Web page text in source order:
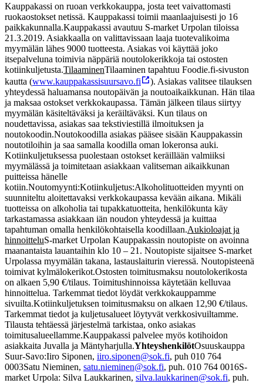
Kauppakassi on ruoan verkkokauppa, josta teet vaivattomasti
ruokaostokset netissä. Kauppakassi toimii maanlaajuisesti jo 16
paikkakunnalla.Kauppakassi avautuu S-market Urpolan tiloissa
21.3.2019. Asiakkaalla on valittavissaan laaja tuotevalikoima
myymälän lähes 9000 tuotteesta. Asiakas voi käyttää joko
itsepalveluna toimivia näppäriä noutolokerikkoja tai ostosten
kotiinkuljetusta.TilaaminenTilaaminen tapahtuu Foodie.fi-sivuston
kautta (www.kauppakassisuursavo.fi
). Asiakas valitsee tilauksen
yhteydessä haluamansa noutopäivän ja noutoaikaikkunan. Hän tilaa
ja maksaa ostokset verkkokaupassa. Tämän jälkeen tilaus siirtyy
myymälän käsiteltäväksi ja keräiltäväksi. Kun tilaus on
noudettavissa, asiakas saa tekstiviestillä ilmoituksen ja
noutokoodin.Noutokoodilla asiakas pääsee sisään Kauppakassin
noutotiloihin ja saa samalla koodilla oman lokeronsa auki.
Kotiinkuljetuksessa puolestaan ostokset keräillään valmiiksi
myymälässä ja toimitetaan asiakkaan valitseman aikaikkunan
puitteissa hänelle
kotiin.Noutomyynti:Kotiinkuljetus:Alkoholituotteiden myynti on
suunniteltu aloitettavaksi verkkokaupassa kevään aikana. Mikäli
tuotteissa on alkoholia tai tupakkatuotteita, henkilökunta käy
tarkastamassa asiakkaan iän noudon yhteydessä ja kuittaa
tapahtuman omalla henkilökohtaisella koodillaan.Aukioloajat ja
hinnoitteluS-market Urpolan Kauppakassin noutopiste on avoinna
maanantaista lauantaihin klo 10 – 21. Noutopiste sijaitsee S-market
Urpolassa myymälän takana, lastauslaiturin vieressä. Noutopisteenä
toimivat kylmälokerikot.Ostosten toimitusmaksu noutolokerikosta
on alkaen 5,90 €/tilaus. Toimitushinnoissa käytetään kelluvaa
hinnoittelua. Tarkemmat tiedot löydät verkkokauppamme
sivuilta.Kotiinkuljetuksen toimitusmaksu on alkaen 12,90 €/tilaus.
Tarkemmat tiedot ja kuljetusalueet löytyvät verkkosivuiltamme.
Tilausta tehtäessä järjestelmä tarkistaa, onko asiakas
toimitusalueellamme.Kauppakassi palvelee myös kotihoidon
asiakkaita Juvalla ja Mäntyharjulla.YhteyshenkilötOsuuskauppa
Suur-Savo:Iiro Siponen, iiro.siponen@sok.fi, puh 010 764
0003Satu Nieminen, satu.nieminen@sok.fi, puh. 010 764 0016S-
market Urpola: Silva Laukkarinen, silva.laukkarinen@sok.fi, puh.